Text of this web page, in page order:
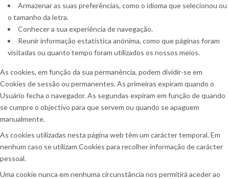
Armazenar as suas preferências, como o idioma que selecionou ou
o tamanho da letra.
Conhecer a sua experiência de navegação.
Reunir informação estatística anónima, como que páginas foram
visitadas ou quanto tempo foram utilizados os nossos meios.
As cookies, em função da sua permanência, podem dividir-se em
Cookies de sessão ou permanentes. As primeiras expiram quando o
Usuário fecha o navegador. As segundas expiram em função de quando
se cumpre o objectivo para que servem ou quando se apaguem
manualmente.
As cookies utilizadas nesta página web têm um carácter temporal. Em
nenhum caso se utilizam Cookies para recolher informação de carácter
pessoal.
Uma cookie nunca em nenhuma circunstância nos permitirá aceder ao